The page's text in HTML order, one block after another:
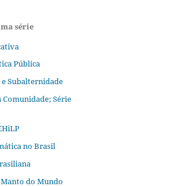
série
Pública
Subalternidade
Série
no Brasil
do Mundo